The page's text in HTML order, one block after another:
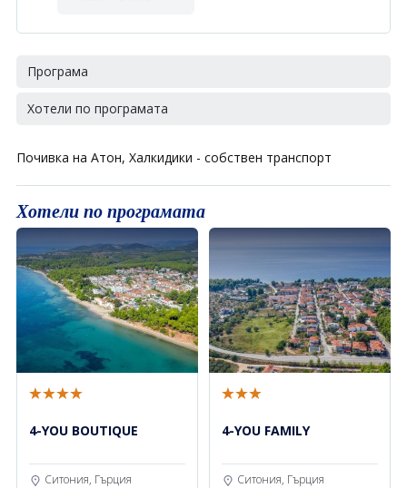
Програма
Хотели по програмата
Почивка на Атон, Халкидики - собствен транспорт
Хотели по програмата
4-YOU BOUTIQUE
Ситония, Гърция
4-YOU FAMILY
Ситония, Гърция